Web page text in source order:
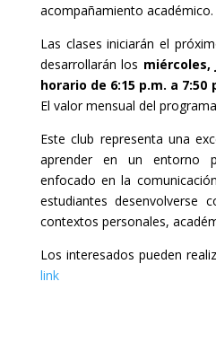
acompañamiento académico.
Las clases iniciarán el
desarrollarán los
horario de 6:15 p.m. a 7:50
El valor mensual del
Este club representa una
aprender en un entorno
enfocado en la
estudiantes desenvolverse
contextos personales,
Los interesados pueden
link